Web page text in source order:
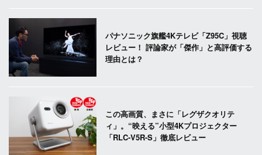
パナソニック旗艦4Kテレビ「Z95C」視聴
レビュー！ 評論家が「傑作」と高評価する
理由とは？
この高画質、まさに「レグザクオリテ
ィ」。“映える”小型4Kプロジェクター
「RLC-V5R-S」徹底レビュー